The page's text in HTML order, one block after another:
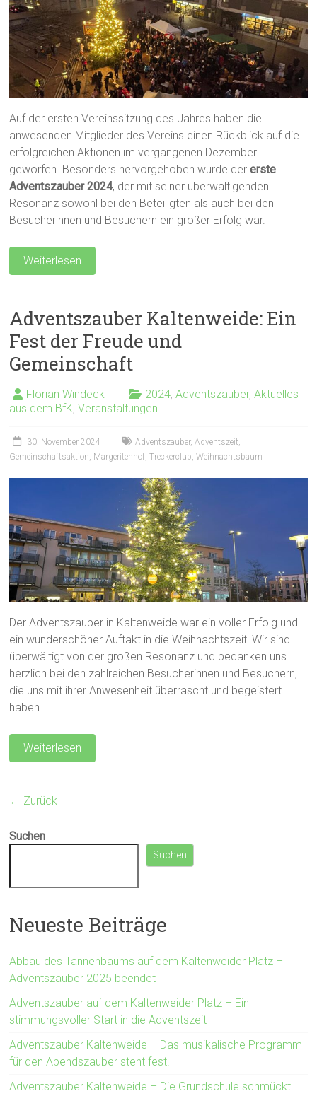
Auf der ersten Vereinssitzung des Jahres haben die
anwesenden Mitglieder des Vereins einen Rückblick auf die
erfolgreichen Aktionen im vergangenen Dezember
geworfen. Besonders hervorgehoben wurde dererste
Adventszauber 2024, der mit seiner überwältigenden
Resonanz sowohl bei den Beteiligten als auch bei den
Besucherinnen und Besuchern ein großer Erfolg war.
Weiterlesen
Adventszauber Kaltenweide: Ein
Fest der Freude und
Gemeinschaft
Florian Windeck 2024,Adventszauber,Aktuelles
aus dem BfK,Veranstaltungen
30. November 2024 Adventszauber,Adventszeit
Gemeinschaftsaktion Margeritenhof ,Treckerclub ,Weihnachtsbaum
Der Adventszauber in Kaltenweide war ein voller Erfolg und
ein wunderschöner Auftakt in die Weihnachtszeit! Wir sind
überwältigt von der großen Resonanz und bedanken uns
herzlich bei den zahlreichen Besucherinnen und Besuchern,
die uns mit ihrer Anwesenheit überrascht und begeistert
haben.
Weiterlesen
← Zurück
Suchen
Suchen
Neueste Beiträge
Abbau des Tannenbaums auf dem Kaltenweider Platz –
Adventszauber 2025 beendet
Adventszauber auf dem Kaltenweider Platz – Ein
stimmungsvoller Start in die Adventszeit
Adventszauber Kaltenweide – Das musikalische Programm
für den Abendszauber steht fest!
Adventszauber Kaltenweide – Die Grundschule schmückt